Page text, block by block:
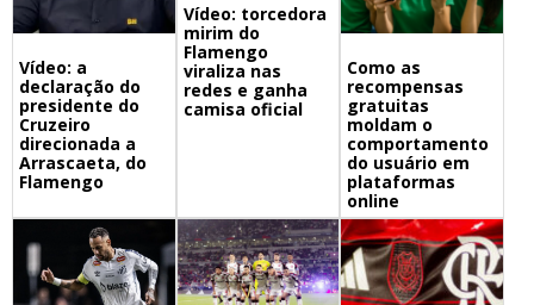
Vídeo: a
declaração do
presidente do
Cruzeiro
direcionada a
Arrascaeta, do
Flamengo
Vídeo: torcedora
mirim do
Flamengo
viraliza nas
redes e ganha
camisa oficial
Como as
recompensas
gratuitas
moldam o
comportamento
do usuário em
plataformas
online